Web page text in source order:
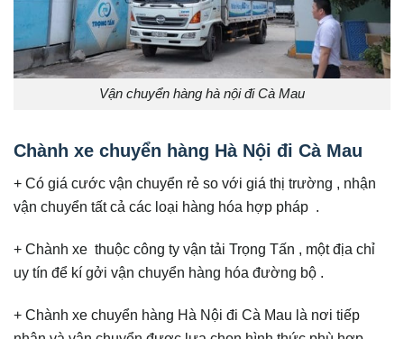
Vận chuyển hàng hà nội đi Cà Mau
Chành xe chuyển hàng Hà Nội đi Cà Mau
+ Có giá cước vận chuyển rẻ so với giá thị trường , nhận
vận chuyển tất cả các loại hàng hóa hợp pháp .
+ Chành xe thuộc công ty vận tải Trọng Tấn , một địa chỉ
uy tín để kí gởi vận chuyển hàng hóa đường bộ .
+ Chành xe chuyển hàng Hà Nội đi Cà Mau là nơi tiếp